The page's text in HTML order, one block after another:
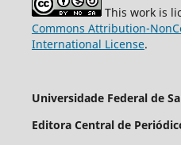
This work is
Commons Attribution-
International License.
Universidade Federal de
Editora Central de